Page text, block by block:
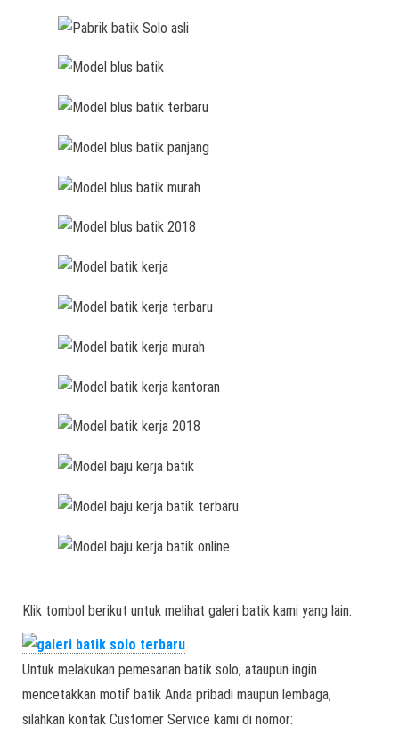
Klik tombol berikut untuk melihat galeri batik kami yang lain:
Untuk melakukan pemesanan batik solo, ataupun ingin
mencetakkan motif batik Anda pribadi maupun lembaga,
silahkan kontak Customer Service kami di nomor: